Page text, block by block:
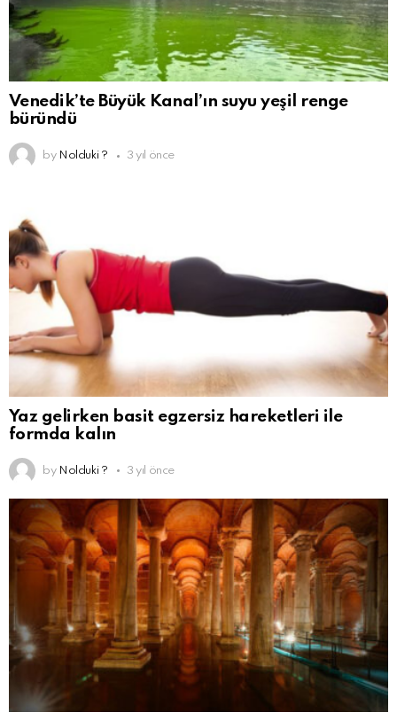
Venedik’te Büyük Kanal’ın suyu yeşil renge
büründü
by Nolduki ? 3 yıl önce
Yaz gelirken basit egzersiz hareketleri ile
formda kalın
by Nolduki ? 3 yıl önce